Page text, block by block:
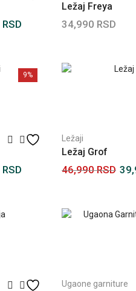
RSD
Ležaj Freya
34,990 RSD
9%
RSD
Ležaji
Ležaj Grof
46,990RSD
Ugaone garniture